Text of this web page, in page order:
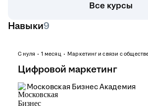
Все курсы
Навыки9
С нуля 1 месяц Маркетинг и связи с
Цифровой маркетинг
Московская Бизнес Академия